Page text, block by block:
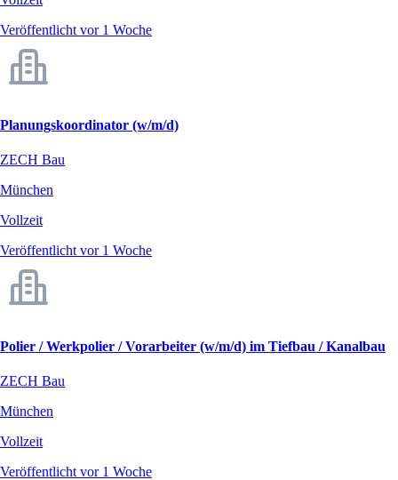
Veröffentlicht vor 1 Woche
Planungskoordinator (w/m/d)
ZECH Bau
München
Vollzeit
Veröffentlicht vor 1 Woche
Polier / Werkpolier / Vorarbeiter (w/m/d) im Tiefbau / Kanalbau
ZECH Bau
München
Vollzeit
Veröffentlicht vor 1 Woche